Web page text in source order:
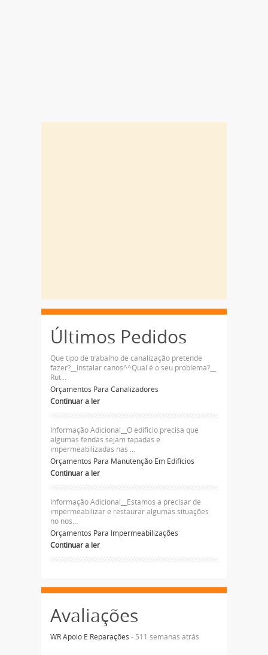
Últimos Pedidos
Que tipo de trabalho de canalização pretende
fazer?__Instalar canos^^Qual é o seu problema?__
Rut...
Orçamentos Para Canalizadores
Continuar a ler
Informação Adicional__O edificio precisa que
algumas fendas sejam tapadas e
impermeabilizadas nas ...
Orçamentos Para Manutenção Em Edifícios
Continuar a ler
Informação Adicional__Estamos a precisar de
impermeabilizar e restaurar algumas situações
no nos...
Orçamentos Para Impermeabilizações
Continuar a ler
Avaliações
WR Apoio E Reparações - 511 semanas atrás